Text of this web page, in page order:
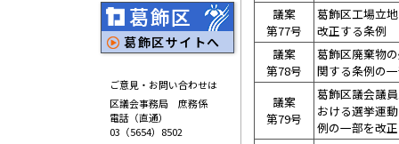
葛飾区
葛飾区サイトへ
ご意見・お問い合わせは
区議会事務局 庶務係
電話（直通）
03（5654）8502
議案
第77号
葛飾区工場立
改正する条例
議案
第78号
葛飾区廃棄物
関する条例の
議案
第79号
葛飾区議会議
おける選挙運
例の一部を改